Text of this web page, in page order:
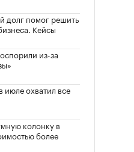
долг помог решить
Кейсы
из-за
июле охватил все
колонку в
более